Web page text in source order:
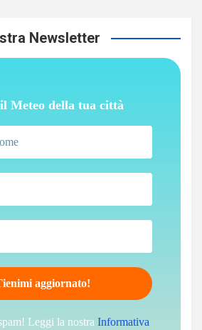
Newsletter
Meteo della tua città
Leggi la nostra Informativa